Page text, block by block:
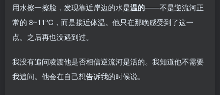
用水擦一擦脸，发现靠近岸边的水是温的——不是逆流河正
常的 8~11°C，而是接近体温。他只在那晚感受到了这一
点。之后再也没遇到过。
我没有追问凌渡他是否相信逆流河是活的。我知道他不需要
我追问。他会在自己想告诉我的时候说。